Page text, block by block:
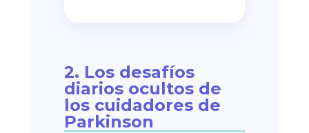
2. Los desafíos
diarios ocultos de
los cuidadores de
Parkinson